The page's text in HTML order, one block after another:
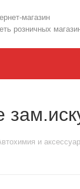
магазин
розничных
и